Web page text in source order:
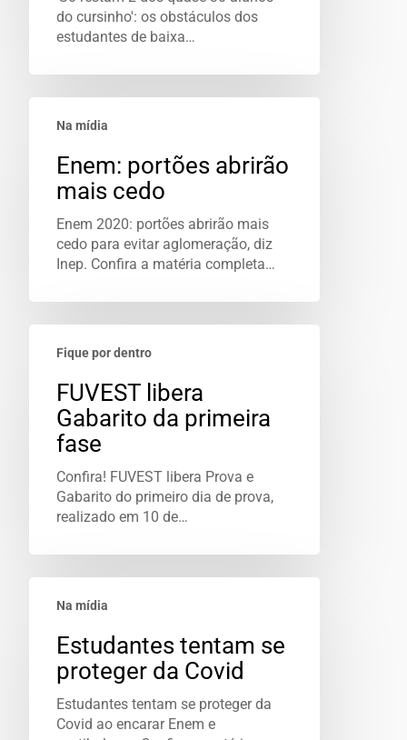
do cursinho': os obstáculos dos
estudantes de baixa…
Na mídia
Enem: portões abrirão
mais cedo
Enem 2020: portões abrirão mais
cedo para evitar aglomeração, diz
Inep. Confira a matéria completa…
Fique por dentro
FUVEST libera
Gabarito da primeira
fase
Confira! FUVEST libera Prova e
Gabarito do primeiro dia de prova,
realizado em 10 de…
Na mídia
Estudantes tentam se
proteger da Covid
Estudantes tentam se proteger da
Covid ao encarar Enem e